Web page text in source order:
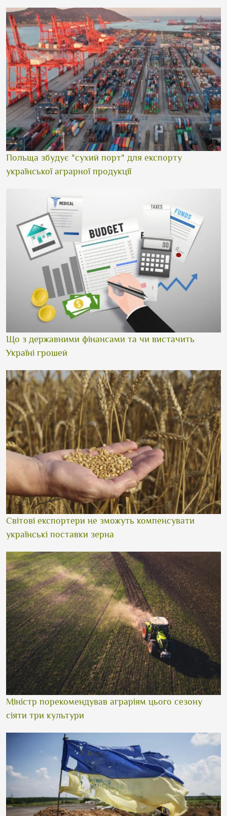
Польща збудує "сухий порт" для експорту
української аграрної продукції
Що з державними фінансами та чи вистачить
Україні грошей
Світові експортери не зможуть компенсувати
українські поставки зерна
Міністр порекомендував аграріям цього сезону
сіяти три культури